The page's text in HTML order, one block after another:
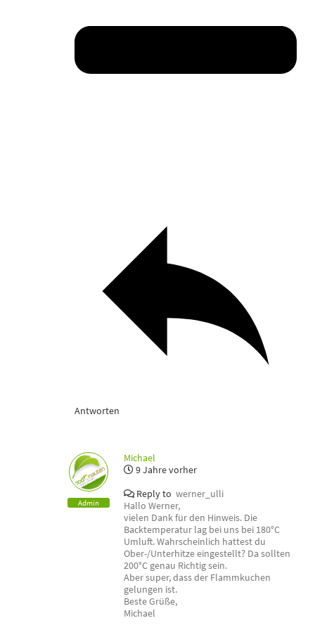
Antworten
Admin
Michael
9 Jahre vorher
Reply to werner_ulli
Hallo Werner,
vielen Dank für den Hinweis. Die
Backtemperatur lag bei uns bei 180°C
Umluft. Wahrscheinlich hattest du
Ober-/Unterhitze eingestellt? Da sollten
200°C genau Richtig sein.
Aber super, dass der Flammkuchen
gelungen ist.
Beste Grüße,
Michael